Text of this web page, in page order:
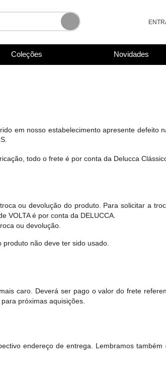
Coleções Novidades
em nosso estabelecimento apresente defeito
todo o frete é por conta da Delucca
ou devolução do produto. Para solicitar a
VOLTA é por conta da DELUCCA.
ou devolução.
não deve ter sido usado.
caro. Deverá ser pago o valor do frete
próximas aquisições.
endereço de entrega. Lembramos